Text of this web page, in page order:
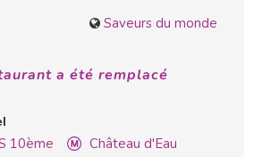
Saveurs du monde
a été remplacé
10ème
Château d'Eau